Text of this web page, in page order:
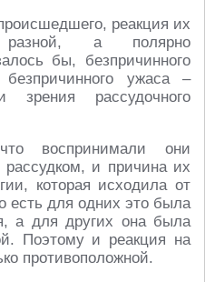
реакция их
а полярно
бы, безпричинного
ужаса –
зрения рассудочного
воспринимали они
и причина их
которая исходила от
есть для одних это была
а для других она была
Поэтому и реакция на
противоположной.